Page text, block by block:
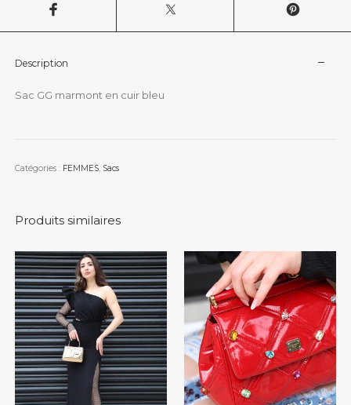
Description
Sac GG marmont en cuir bleu
Catégories : FEMMES, Sacs
Produits similaires